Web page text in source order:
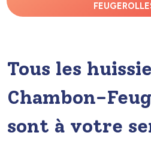
Tous les
Chambon-
sont à votre